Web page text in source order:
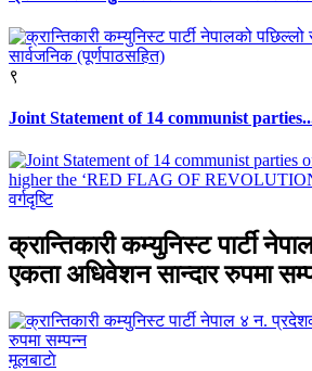
९
Joint Statement of 14 communist
वर्गदृष्टि
क्रान्तिकारी कम्युनिस्ट पार्टी
एकता अधिवेशन सान्दार रुपमा
मूलबाटाे